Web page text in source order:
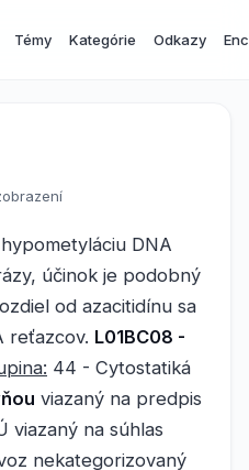
Témy Kategórie Odkazy
DNA
účinok je podobný
od azacitidínu sa
reťazcov. L01BC08 -
44 - Cytostatiká
viazaný na predpis
viazaný na súhlas
nekategorizovaný